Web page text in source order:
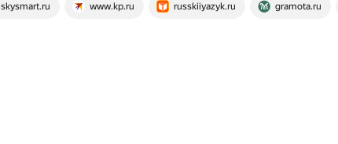
skysmart.ru www.kp.ru russkiiyazyk.ru gramota.ru